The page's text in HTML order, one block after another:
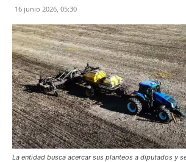
16 junio 2026, 05:30
La entidad busca acercar sus planteos a diputados y